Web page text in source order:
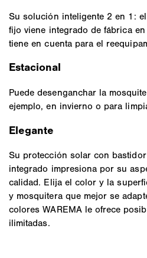
Su solución inteligente 2 en 1:
fijo viene integrado de fábrica
tiene en cuenta para el
Estacional
Puede desenganchar la
ejemplo, en invierno o para
Elegante
Su protección solar con
integrado impresiona por su
calidad. Elija el color y la
y mosquitera que mejor se
colores WAREMA le ofrece
ilimitadas.